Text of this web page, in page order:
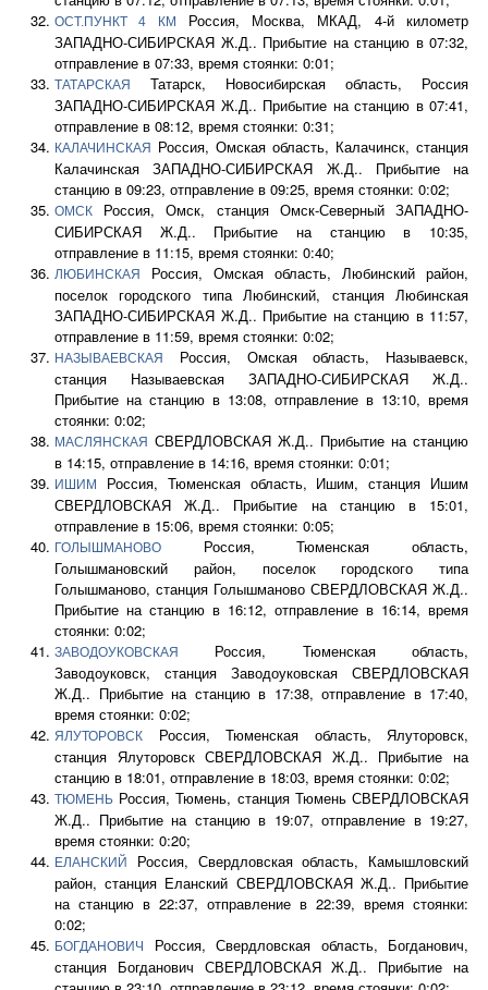
ОСТ.ПУНКТ 4 КМ
Россия, Москва, МКАД, 4-й километр
ЗАПАДНО-СИБИРСКАЯ Ж.Д.. Прибытие на станцию в 07:32,
отправление в 07:33, время стоянки: 0:01;
ТАТАРСКАЯ
Татарск, Новосибирская область, Россия
ЗАПАДНО-СИБИРСКАЯ Ж.Д.. Прибытие на станцию в 07:41,
отправление в 08:12, время стоянки: 0:31;
КАЛАЧИНСКАЯ
Россия, Омская область, Калачинск, станция
Калачинская ЗАПАДНО-СИБИРСКАЯ Ж.Д.. Прибытие на
станцию в 09:23, отправление в 09:25, время стоянки: 0:02;
ОМСК
Россия, Омск, станция Омск-Северный ЗАПАДНО-
СИБИРСКАЯ Ж.Д.. Прибытие на станцию в 10:35,
отправление в 11:15, время стоянки: 0:40;
ЛЮБИНСКАЯ
Россия, Омская область, Любинский район,
поселок городского типа Любинский, станция Любинская
ЗАПАДНО-СИБИРСКАЯ Ж.Д.. Прибытие на станцию в 11:57,
отправление в 11:59, время стоянки: 0:02;
НАЗЫВАЕВСКАЯ
Россия, Омская область, Называевск,
станция Называевская ЗАПАДНО-СИБИРСКАЯ Ж.Д..
Прибытие на станцию в 13:08, отправление в 13:10, время
стоянки: 0:02;
МАСЛЯНСКАЯ СВЕРДЛОВСКАЯ Ж.Д.. Прибытие на станцию
в 14:15, отправление в 14:16, время стоянки: 0:01;
ИШИМ
Россия, Тюменская область, Ишим, станция Ишим
СВЕРДЛОВСКАЯ Ж.Д.. Прибытие на станцию в 15:01,
отправление в 15:06, время стоянки: 0:05;
ГОЛЫШМАНОВО
Россия, Тюменская область,
Голышмановский район, поселок городского типа
Голышманово, станция Голышманово СВЕРДЛОВСКАЯ Ж.Д..
Прибытие на станцию в 16:12, отправление в 16:14, время
стоянки: 0:02;
ЗАВОДОУКОВСКАЯ
Россия, Тюменская область,
Заводоуковск, станция Заводоуковская СВЕРДЛОВСКАЯ
Ж.Д.. Прибытие на станцию в 17:38, отправление в 17:40,
время стоянки: 0:02;
ЯЛУТОРОВСК
Россия, Тюменская область, Ялуторовск,
станция Ялуторовск СВЕРДЛОВСКАЯ Ж.Д.. Прибытие на
станцию в 18:01, отправление в 18:03, время стоянки: 0:02;
ТЮМЕНЬ Россия, Тюмень, станция Тюмень СВЕРДЛОВСКАЯ
Ж.Д.. Прибытие на станцию в 19:07, отправление в 19:27,
время стоянки: 0:20;
ЕЛАНСКИЙ
Россия, Свердловская область, Камышловский
район, станция Еланский СВЕРДЛОВСКАЯ Ж.Д.. Прибытие
на станцию в 22:37, отправление в 22:39, время стоянки:
0:02;
БОГДАНОВИЧ
Россия, Свердловская область, Богданович,
станция Богданович СВЕРДЛОВСКАЯ Ж.Д.. Прибытие на